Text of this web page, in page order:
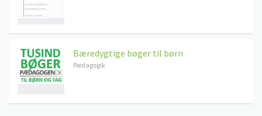
Bæredygtige bøger til børn
Pædagogik